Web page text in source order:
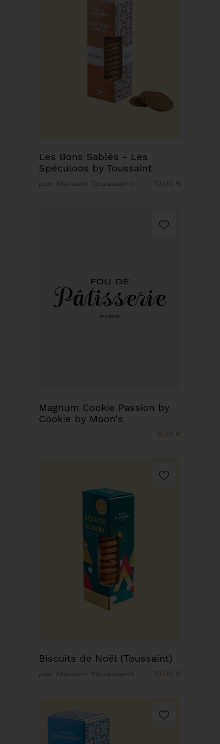
Les Bons Sablés - Les
Spéculoos by Toussaint
10,00 €
Magnum Cookie Passion by
Cookie by Moon's
6,50 €
Biscuits de Noël (Toussaint)
10,00 €